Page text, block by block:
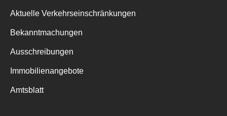
Aktuelle Verkehrseinschränkungen
Bekanntmachungen
Ausschreibungen
Immobilienangebote
Amtsblatt